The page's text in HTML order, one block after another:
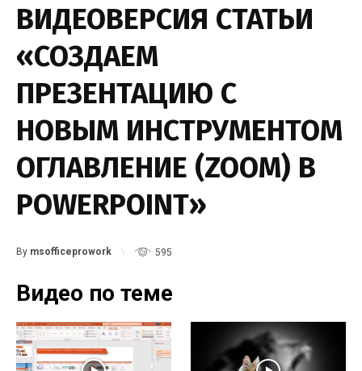
ВИДЕОВЕРСИЯ СТАТЬИ
«СОЗДАЕМ
ПРЕЗЕНТАЦИЮ С
НОВЫМ ИНСТРУМЕНТОМ
ОГЛАВЛЕНИЕ (ZOOM) В
POWERPOINT»
By msofficeprowork 595
Видео по теме